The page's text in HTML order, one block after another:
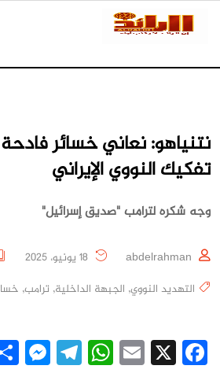
نتنياهو: نعاني خسائر
تفكيك النووي الإيراني
وجه شكره لترامب "صديق إسرائيل"
abdelrahman
التهديد النووي, الجبهة الداخلية, ترامب,
Facebook
X
Email